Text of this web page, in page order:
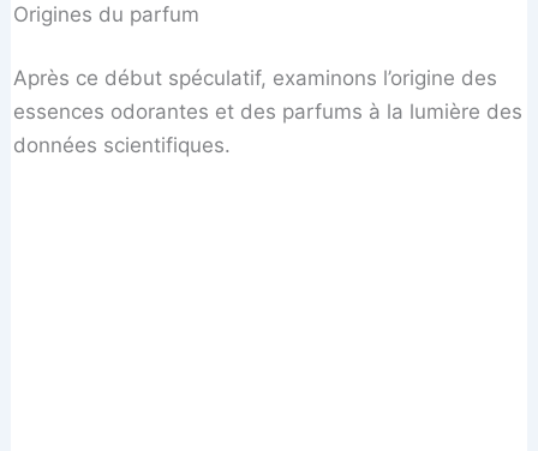
Origines du parfum
Après ce début spéculatif, examinons l’origine des
essences odorantes et des parfums à la lumière des
données scientifiques.